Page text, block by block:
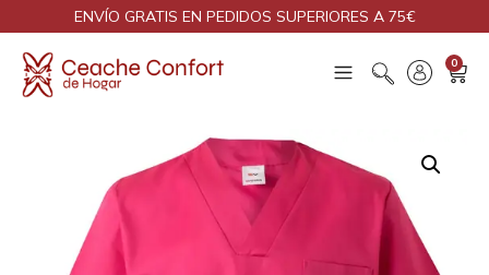
ENVÍO GRATIS EN PEDIDOS SUPERIORES A 75€
0